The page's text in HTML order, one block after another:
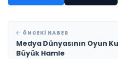
ÖNCEKI HABER
Medya Dünyasının Oyun
Büyük Hamle